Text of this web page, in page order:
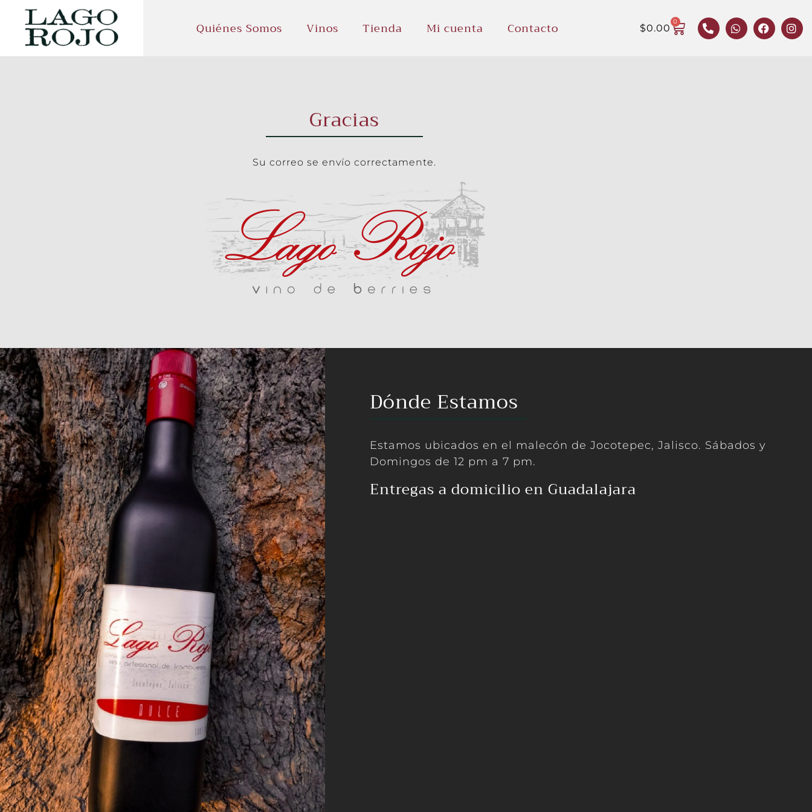
Quiénes Somos Vinos Tienda Mi cuenta Contacto $0.00
0
Gracias
Su correo se envío correctamente.
Dónde Estamos
Estamos ubicados en el malecón de Jocotepec, Jalisco. Sábados y
Domingos de 12 pm a 7 pm.
Entregas a domicilio en Guadalajara